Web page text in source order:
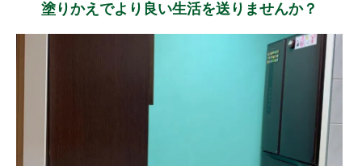
塗りかえでより良い生活を送りませんか？